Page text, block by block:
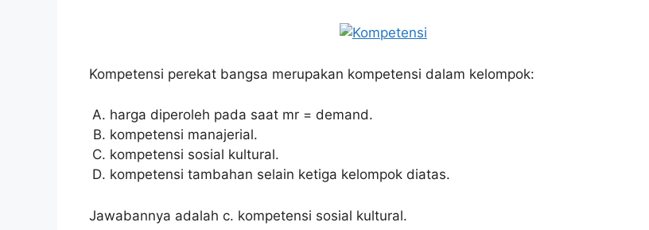
Kompetensi perekat bangsa merupakan kompetensi dalam kelompok:
harga diperoleh pada saat mr = demand.
kompetensi manajerial.
kompetensi sosial kultural.
kompetensi tambahan selain ketiga kelompok diatas.
Jawabannya adalah c. kompetensi sosial kultural.